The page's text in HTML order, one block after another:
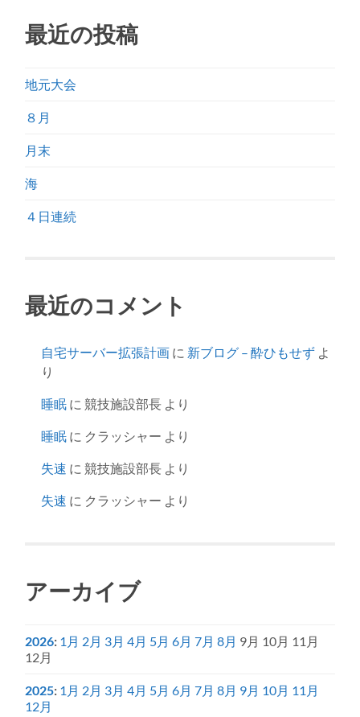
最近の投稿
地元大会
８月
月末
海
４日連続
最近のコメント
自宅サーバー拡張計画 に 新ブログ – 酔ひもせず よ
り
睡眠 に競技施設部長 より
睡眠 に クラッシャー より
失速 に競技施設部長 より
失速 に クラッシャー より
アーカイブ
2026: 1月 2月 3月 4月 5月 6月 7月 8月 9月 10月 11月
12月
2025: 1月 2月 3月 4月 5月 6月 7月 8月 9月 10月 11月
12月